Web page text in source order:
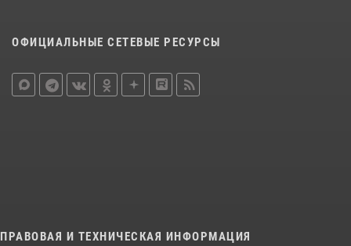
ОФИЦИАЛЬНЫЕ СЕТЕВЫЕ РЕСУРСЫ
ПРАВОВАЯ И ТЕХНИЧЕСКАЯ ИНФОРМАЦИЯ